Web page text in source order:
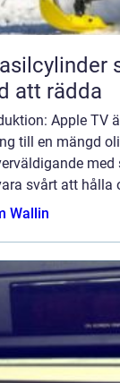
så fungerar den och därför är den
att rädda
Apple TV
till en mängd
svårt att hålla
Wallin